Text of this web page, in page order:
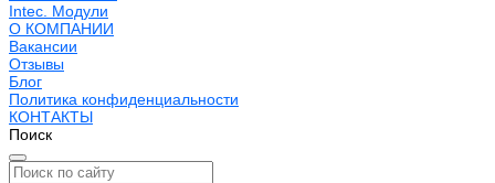
Intec. Модули
О КОМПАНИИ
Вакансии
Отзывы
Блог
Политика конфиденциальности
КОНТАКТЫ
Поиск